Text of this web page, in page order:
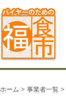
ホーム > 事業者一覧 >